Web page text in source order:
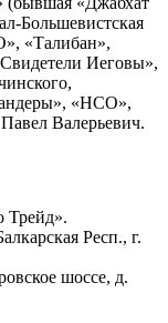
Большевистская
«Талибан»,
Иеговы»,
«НСО»,
Валерьевич.
Трейд».
Респ., г.
шоссе, д.